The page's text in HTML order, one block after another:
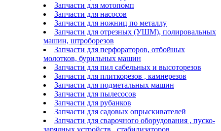
Запчасти для мотопомп
Запчасти для насосов
Запчасти для ножниц по металлу
Запчасти для отрезных (УШМ), полировальных
машин, штроборезов
Запчасти для перфораторов, отбойных
молотков, бурильных машин
Запчасти для пил сабельных и высоторезов
Запчасти для плиткорезов , камнерезов
Запчасти для подметальных машин
Запчасти для пылесосов
Запчасти для рубанков
Запчасти для садовых опрыскивателей
Запчасти для сварочного оборудования , пуско-
зарядных устройств , стабилизаторов ,